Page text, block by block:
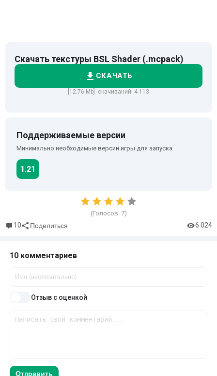
Скачать текстуры BSL Shader (.mcpack)
СКАЧАТЬ
[12.76 Mb] скачиваний: 4 113
Поддерживаемые версии
Минимально необходимые версии игры для запуска
1.21
(Голосов: 7)
10 Поделиться 6 024
10 комментариев
Отзыв с оценкой
Отправить